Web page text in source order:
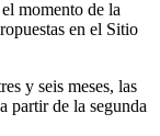
momento de la
en el Sitio
y seis meses, las
partir de la segunda